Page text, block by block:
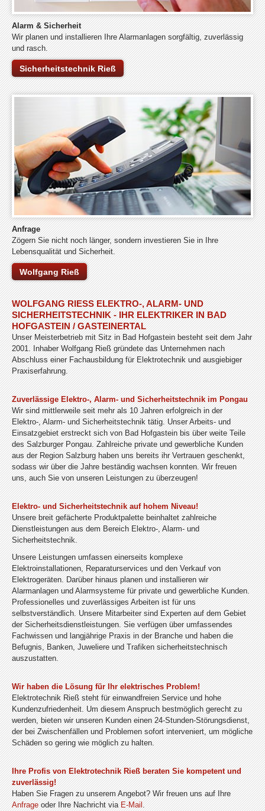
Alarm & Sicherheit
Wir planen und installieren Ihre Alarmanlagen sorgfältig, zuverlässig
und rasch.
Sicherheitstechnik Rieß
Anfrage
Zögern Sie nicht noch länger, sondern investieren Sie in Ihre
Lebensqualität und Sicherheit.
Wolfgang Rieß
WOLFGANG RIESS ELEKTRO-, ALARM- UND S
ICHERHEITSTECHNIK - IHR ELEKTRIKER IN BAD H
OFGASTEIN / GASTEINERTAL
Unser Meisterbetrieb mit Sitz in Bad Hofgastein besteht seit dem Jahr
2001. Inhaber Wolfgang Rieß gründete das Unternehmen nach
Abschluss einer Fachausbildung für Elektrotechnik und ausgiebiger
Praxiserfahrung.
Zuverlässige Elektro-, Alarm- und Sicherheitstechnik im Pongau
Wir sind mittlerweile seit mehr als 10 Jahren erfolgreich in der
Elektro-, Alarm- und Sicherheitstechnik tätig. Unser Arbeits- und
Einsatzgebiet erstreckt sich von Bad Hofgastein bis über weite Teile
des Salzburger Pongau. Zahlreiche private und gewerbliche Kunden
aus der Region Salzburg haben uns bereits ihr Vertrauen geschenkt,
sodass wir über die Jahre beständig wachsen konnten. Wir freuen
uns, auch Sie von unseren Leistungen zu überzeugen!
Elektro- und Sicherheitstechnik auf hohem Niveau!
Unsere breit gefächerte Produktpalette beinhaltet zahlreiche
Dienstleistungen aus dem Bereich Elektro-, Alarm- und
Sicherheitstechnik.
Unsere Leistungen umfassen einerseits komplexe
Elektroinstallationen, Reparaturservices und den Verkauf von
Elektrogeräten. Darüber hinaus planen und installieren wir
Alarmanlagen und Alarmsysteme für private und gewerbliche Kunden.
Professionelles und zuverlässiges Arbeiten ist für uns
selbstverständlich. Unsere Mitarbeiter sind Experten auf dem Gebiet
der Sicherheitsdienstleistungen. Sie verfügen über umfassendes
Fachwissen und langjährige Praxis in der Branche und haben die
Befugnis, Banken, Juweliere und Trafiken sicherheitstechnisch
auszustatten.
Wir haben die Lösung für Ihr elektrisches Problem!
Elektrotechnik Rieß steht für einwandfreien Service und hohe
Kundenzufriedenheit. Um diesem Anspruch bestmöglich gerecht zu
werden, bieten wir unseren Kunden einen 24-Stunden-Störungsdienst,
der bei Zwischenfällen und Problemen sofort interveniert, um mögliche
Schäden so gering wie möglich zu halten.
Ihre Profis von Elektrotechnik Rieß beraten Sie kompetent und
zuverlässig!
Haben Sie Fragen zu unserem Angebot? Wir freuen uns auf Ihre
Anfrageoder Ihre Nachricht viaE-Mail.